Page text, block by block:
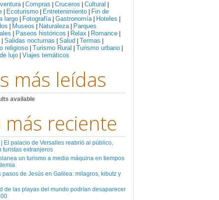
| Compras Cruceros Cultural
Ecoturismo Entretenimiento
Fin de
largo
Fotografía| Gastronomía| Hoteles
Museos Naturaleza|
Parques
Paseos históricos Relax Romance
Salidas nocturnas Salud Termas
religioso Turismo Rural Turismo urbano
lujo Viajes temáticos
más leídas
available
más reciente
| El palacio de Versalles reabrió al público,
turistas extranjeros
un turismo a media máquina en tiempos
pasos de Jesús en Galilea: milagros, kibutz y
de las playas del mundo podrían desaparecer